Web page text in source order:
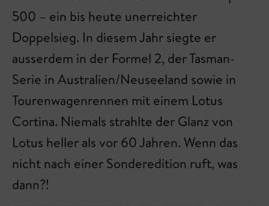
500 – ein bis heute unerreichter
Doppelsieg. In diesem Jahr siegte er
ausserdem in der Formel 2, der Tasman-
Serie in Australien/Neuseeland sowie in
Tourenwagenrennen mit einem Lotus
Cortina. Niemals strahlte der Glanz von
Lotus heller als vor 60 Jahren. Wenn das
nicht nach einer Sonderedition ruft, was
dann?!